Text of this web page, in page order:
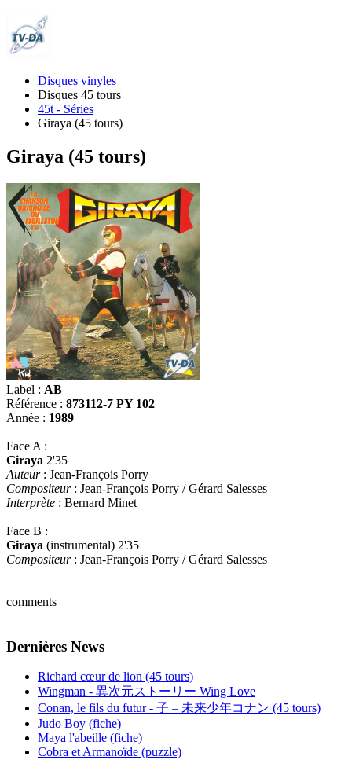
Disques vinyles
Disques 45 tours
45t - Séries
Giraya (45 tours)
Giraya (45 tours)
Label : AB
Référence : 873112-7 PY 102
Année : 1989
Face A :
Giraya 2'35
Auteur: Jean-François Porry
Compositeur: Jean-François Porry / Gérard Salesses
Interprète : Bernard Minet
Face B :
Giraya (instrumental) 2'35
Compositeur: Jean-François Porry / Gérard Salesses
comments
Dernières News
Richard cœur de lion (45 tours)
Wingman - 異次元ストーリー Wing Love
Conan, le fils du futur - 子 – 未来少年コナン (45 tours)
Judo Boy (fiche)
Maya l'abeille (fiche)
Cobra et Armanoïde (puzzle)